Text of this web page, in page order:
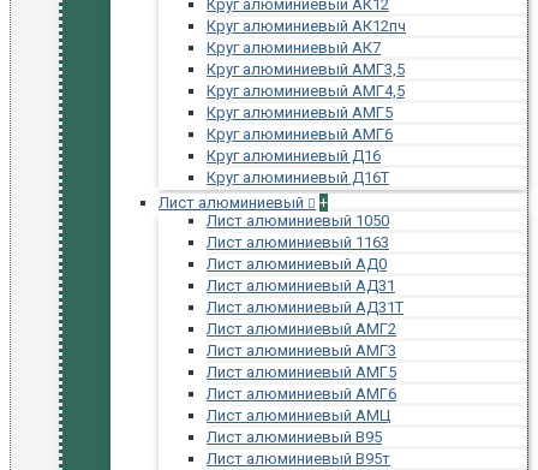
Круг алюминиевый АК12
Круг алюминиевый АК12пч
Круг алюминиевый АК7
Круг алюминиевый АМГ3,5
Круг алюминиевый АМГ4,5
Круг алюминиевый АМГ5
Круг алюминиевый АМГ6
Круг алюминиевый Д16
Круг алюминиевый Д16Т
Лист алюминиевый
+
Лист алюминиевый 1050
Лист алюминиевый 1163
Лист алюминиевый АД0
Лист алюминиевый АД31
Лист алюминиевый АД31Т
Лист алюминиевый АМГ2
Лист алюминиевый АМГ3
Лист алюминиевый АМГ5
Лист алюминиевый АМГ6
Лист алюминиевый АМЦ
Лист алюминиевый В95
Лист алюминиевый В95т